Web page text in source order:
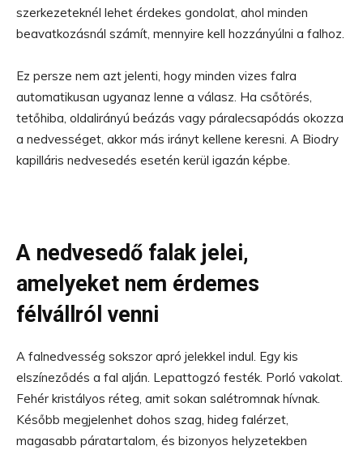
szerkezeteknél lehet érdekes gondolat, ahol minden
beavatkozásnál számít, mennyire kell hozzányúlni a falhoz.
Ez persze nem azt jelenti, hogy minden vizes falra
automatikusan ugyanaz lenne a válasz. Ha csőtörés,
tetőhiba, oldalirányú beázás vagy páralecsapódás okozza
a nedvességet, akkor más irányt kellene keresni. A Biodry
kapilláris nedvesedés esetén kerül igazán képbe.
A nedvesedő falak jelei,
amelyeket nem érdemes
félvállról venni
A falnedvesség sokszor apró jelekkel indul. Egy kis
elszíneződés a fal alján. Lepattogzó festék. Porló vakolat.
Fehér kristályos réteg, amit sokan salétromnak hívnak.
Később megjelenhet dohos szag, hideg falérzet,
magasabb páratartalom, és bizonyos helyzetekben